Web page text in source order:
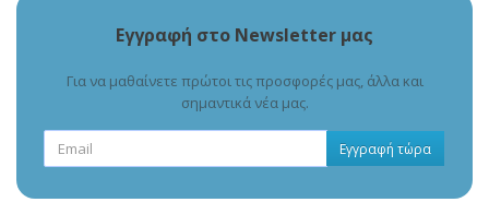
ΣΥΣΤΉΜΑΤΑ
ΔΙΆΦΟΡΑ
Εγγραφή στο Newsletter μας
Για να μαθαίνετε πρώτοι τις προσφορές μας, άλλα και
σημαντικά νέα μας.
Εγγραφή τώρα